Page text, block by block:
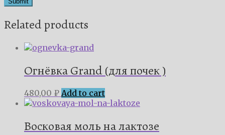
Related products
Огнёвка Grand (для почек )
480,00 ₽ Add to cart
Восковая моль на лактозе